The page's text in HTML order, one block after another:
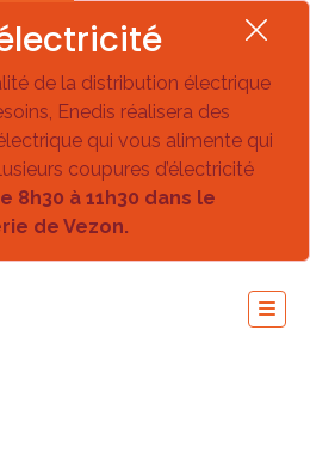
de la distribution électrique
Enedis réalisera des
qui vous alimente qui
coupures d’électricité
8h30 à 11h30 dans le
de Vezon.